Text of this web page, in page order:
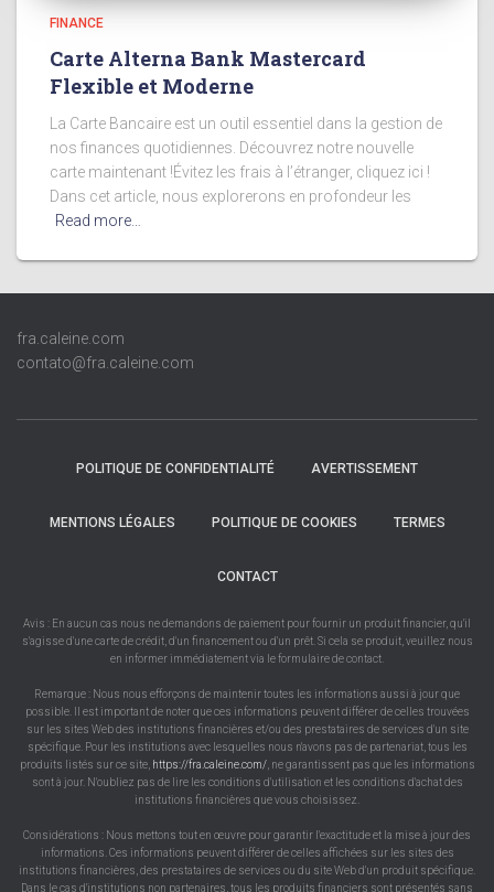
FINANCE
Carte Alterna Bank Mastercard
Flexible et Moderne
La Carte Bancaire est un outil essentiel dans la gestion de
nos finances quotidiennes. Découvrez notre nouvelle
carte maintenant !Évitez les frais à l’étranger, cliquez ici !
Dans cet article, nous explorerons en profondeur les
Read more…
fra.caleine.com
contato@fra.caleine.com
POLITIQUE DE CONFIDENTIALITÉ AVERTISSEMENT
MENTIONS LÉGALES POLITIQUE DE COOKIES TERMES
CONTACT
Avis : En aucun cas nous ne demandons de paiement pour fournir un produit financier, qu'il
s'agisse d'une carte de crédit, d'un financement ou d'un prêt. Si cela se produit, veuillez nous
en informer immédiatement via le formulaire de contact.
Remarque : Nous nous efforçons de maintenir toutes les informations aussi à jour que
possible. Il est important de noter que ces informations peuvent différer de celles trouvées
sur les sites Web des institutions financières et/ou des prestataires de services d'un site
spécifique. Pour les institutions avec lesquelles nous n'avons pas de partenariat, tous les
produits listés sur ce site, https://fra.caleine.com/, ne garantissent pas que les informations
sont à jour. N'oubliez pas de lire les conditions d'utilisation et les conditions d'achat des
institutions financières que vous choisissez.
Considérations : Nous mettons tout en œuvre pour garantir l'exactitude et la mise à jour des
informations. Ces informations peuvent différer de celles affichées sur les sites des
institutions financières, des prestataires de services ou du site Web d'un produit spécifique.
Dans le cas d'institutions non partenaires, tous les produits financiers sont présentés sans